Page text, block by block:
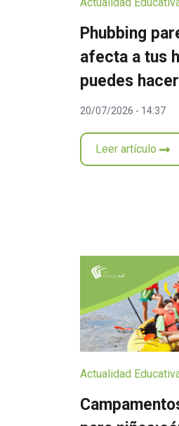
Phubbing
afecta a tus
puedes hacer
20/07/2026 - 14:37
Leer artículo
Actualidad